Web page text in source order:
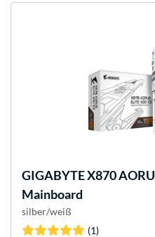
GIGABYTEX870
Mainboard
silber/weiß
(1)